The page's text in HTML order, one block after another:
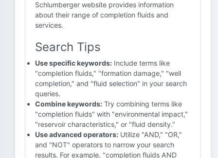
Schlumberger website provides information
about their range of completion fluids and
services.
Search Tips
Use specific keywords: Include terms like
"completion fluids," "formation damage," "well
completion," and "fluid selection" in your search
queries.
Combine keywords: Try combining terms like
"completion fluids" with "environmental impact,"
"reservoir characteristics," or "fluid density."
Use advanced operators: Utilize "AND," "OR,"
and "NOT" operators to narrow your search
results. For example, "completion fluids AND